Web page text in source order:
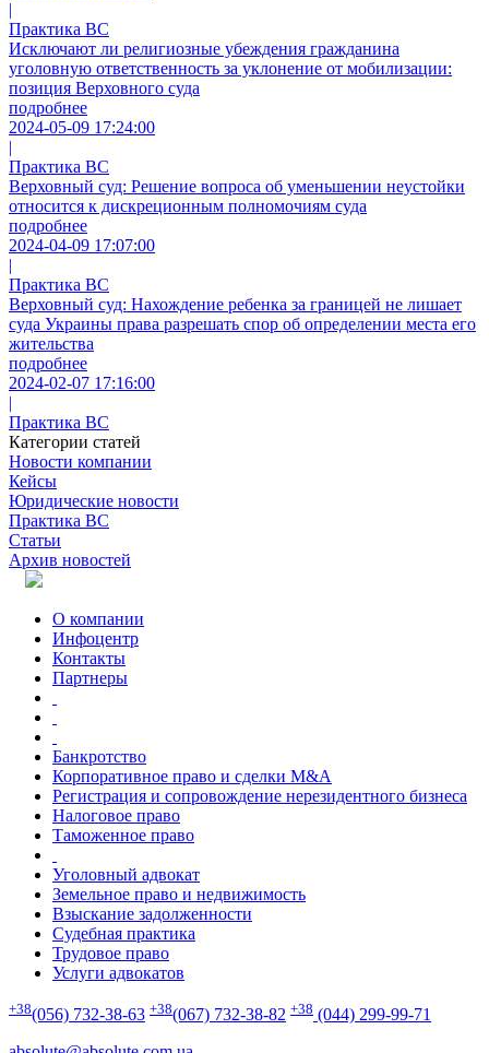
|
Практика ВС
Исключают ли религиозные убеждения гражданина
уголовную ответственность за уклонение от мобилизации:
позиция Верховного суда
подробнее
2024-05-09 17:24:00
|
Практика ВС
Верховный суд: Решение вопроса об уменьшении неустойки
относится к дискреционным полномочиям суда
подробнее
2024-04-09 17:07:00
|
Практика ВС
Верховный суд: Нахождение ребенка за границей не лишает
суда Украины права разрешать спор об определении места его
жительства
подробнее
2024-02-07 17:16:00
|
Практика ВС
Категории статей
Новости компании
Кейсы
Юридические новости
Практика ВС
Статьи
Архив новостей
О компании
Инфоцентр
Контакты
Партнеры
Банкротство
Корпоративное право и сделки M&A
Регистрация и сопровождение нерезидентного бизнеса
Налоговое право
Таможенное право
Уголовный адвокат
Земельное право и недвижимость
Взыскание задолженности
Судебная практика
Трудовое право
Услуги адвокатов
+38(056) 732-38-63 +38(067) 732-38-82 +38 (044) 299-99-71